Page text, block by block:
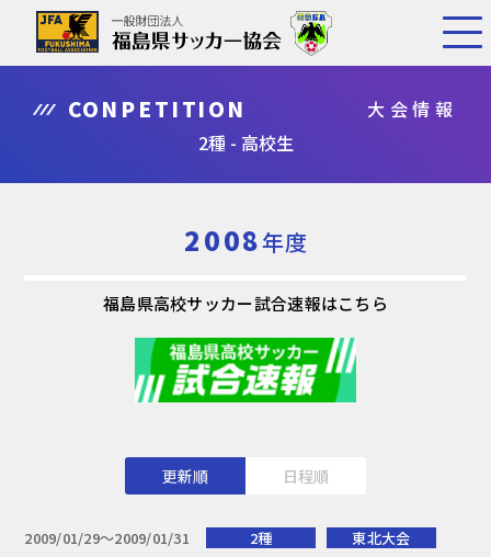
CONPETITION
大会情報
2種 - 高校生
2008年度
福島県高校サッカー試合速報はこちら
更新順 日程順
2009/01/29〜2009/01/31 2種 東北大会